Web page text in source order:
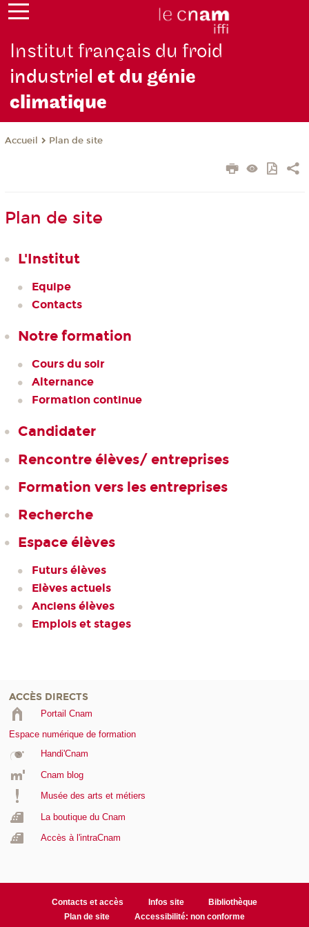
Institut français du froid
industrielet du génie
climatique
Accueil Plan de site
Plan de site
L'Institut
Equipe
Contacts
Notre formation
Cours du soir
Alternance
Formation continue
Candidater
Rencontre élèves/ entreprises
Formation vers les entreprises
Recherche
Espace élèves
Futurs élèves
Elèves actuels
Anciens élèves
Emplois et stages
ACCÈS DIRECTS
Portail Cnam
Espace numérique de formation
Handi'Cnam
Cnam blog
Musée des arts et métiers
La boutique du Cnam
Accès à l'intraCnam
Contacts et accès Infos site
Bibliothèque
Plan de site
Accessibilité: non conforme